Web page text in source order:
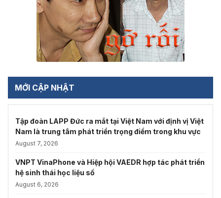
MỚI CẬP NHẬT
Tập đoàn LAPP Đức ra mắt tại Việt Nam với định vị Việt
Nam là trung tâm phát triển trọng điểm trong khu vực
August 7, 2026
VNPT VinaPhone và Hiệp hội VAEDR hợp tác phát triển
hệ sinh thái học liệu số
August 6, 2026